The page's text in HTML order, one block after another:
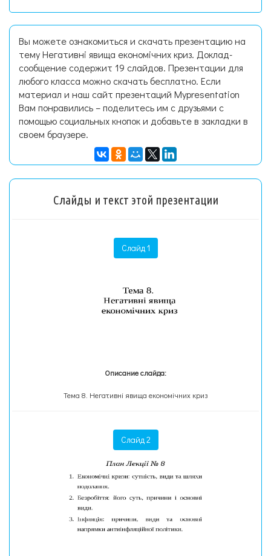
Вы можете ознакомиться и скачать презентацию на
тему Негативні явища економічних криз. Доклад-
сообщение содержит 19 слайдов. Презентации для
любого класса можно скачать бесплатно. Если
материал и наш сайт презентаций Mypresentation
Вам понравились – поделитесь им с друзьями с
помощью социальных кнопок и добавьте в закладки в
своем браузере.
Слайды и текст этой презентации
Слайд 1
Описание слайда:
Тема 8. Негативні явища економічних криз
Слайд 2